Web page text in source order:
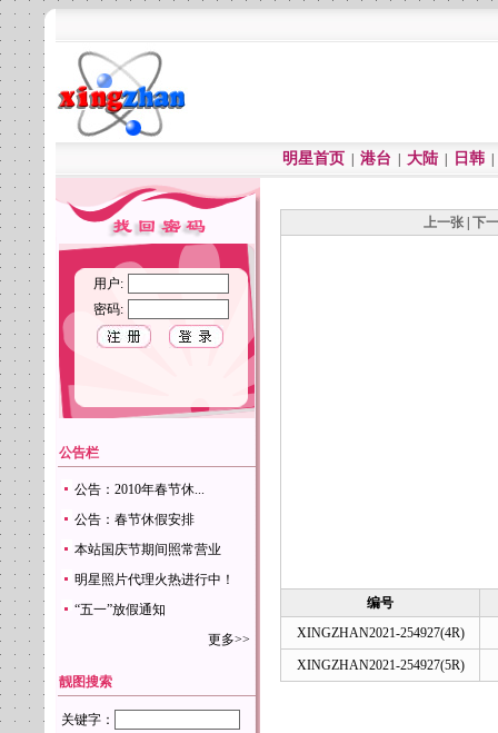
明星首页 港台 大陆 日韩
用户:
密码:
公告栏
公告：2010年春节休...
公告：春节休假安排
本站国庆节期间照常营业
明星照片代理火热进行中！
“五一”放假通知
更多>>
靓图搜索
关键字：
上一张 下
编号
XINGZHAN2021-254927(4R)
XINGZHAN2021-254927(5R)